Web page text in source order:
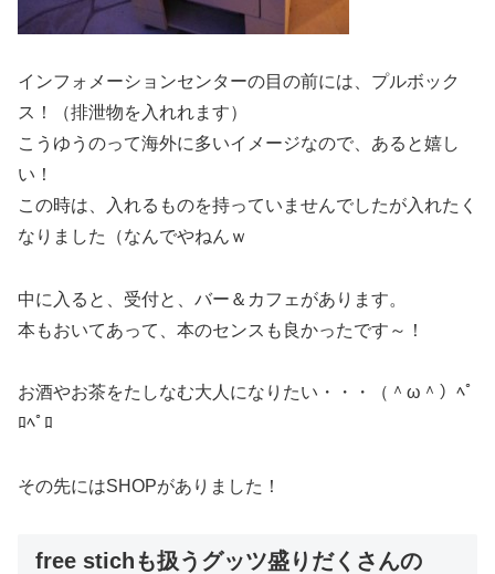
インフォメーションセンターの目の前には、プルボック
ス！（排泄物を入れれます）
こうゆうのって海外に多いイメージなので、あると嬉し
い！
この時は、入れるものを持っていませんでしたが入れたく
なりました（なんでやねんｗ
中に入ると、受付と、バー＆カフェがあります。
本もおいてあって、本のセンスも良かったです～！
お酒やお茶をたしなむ大人になりたい・・・（＾ω＾）ﾍﾟ
ﾛﾍﾟﾛ
その先にはSHOPがありました！
free stichも扱うグッツ盛りだくさんの